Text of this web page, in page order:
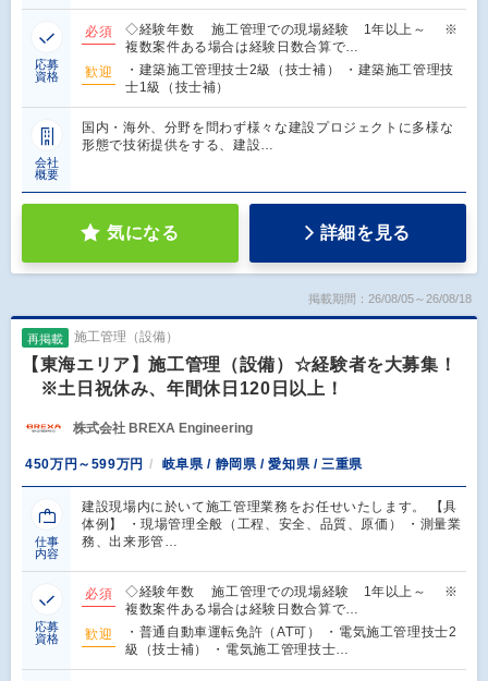
応募
資格
必須
◇経験年数 施工管理での現場経験 1年以上～ ※
複数案件ある場合は経験日数合算で…
歓迎
・建築施工管理技士2級（技士補） ・建築施工管理技
士1級（技士補）
会社
概要
国内・海外、分野を問わず様々な建設プロジェクトに多様な
形態で技術提供をする、建設…
気になる 詳細を見る
掲載期間：26/08/05～26/08/18
再掲載 施工管理（設備）
【東海エリア】施工管理（設備）☆経験者を大募集！
※土日祝休み、年間休日120日以上！
株式会社 BREXA Engineering
450万円～599万円 岐阜県 / 静岡県 / 愛知県 / 三重県
仕事
内容
建設現場内に於いて施工管理業務をお任せいたします。 【具
体例】 ・現場管理全般（工程、安全、品質、原価） ・測量業
務、出来形管…
応募
資格
必須
◇経験年数 施工管理での現場経験 1年以上～ ※
複数案件ある場合は経験日数合算で…
歓迎
・普通自動車運転免許（AT可） ・電気施工管理技士2
級（技士補） ・電気施工管理技士…